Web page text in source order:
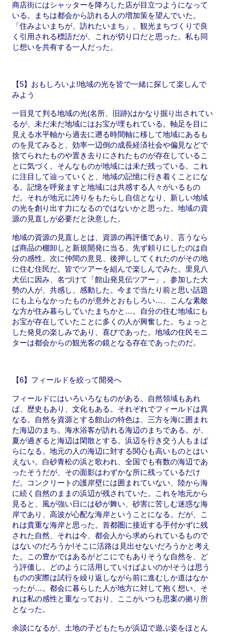
商店街にはシャッターを降ろした店が目立つようになって
いる。まちは都会から訪れる人の増加策を望んでいた。
「住みよいまちが、訪れたいまち」、観光まちづくりで良
く引用される標語だが、これが切り口だと思った。私も同
じ想いを共有する一人だった。
【5】おもしろいよ!地域の光を皆で一緒に探して楽しんで
みよう
一目見て判る地域の光(名所、旧跡)はかなり掘り出されてい
るが、未だ未だ地域にはお宝が埋もれている。軸足を目に
見える水平軸から過去に遡る時間軸に移して地域にあるも
のを見てみると、効率一辺倒の成長経済社会や偏見などで
捨てられたものや置き去りにされたものが存在しているこ
とに気づく。そんなものが地域には未だ残っている。これ
に注目して辿っていくと、地域の記憶に行き着くことにな
る。記憶を呼覚ますと地域には共感する人々がいるもの
だ。それが地元に誇りをもたらし自信となり、新しい地域
の光を創り出す力になるのではないかと思った。地域の資
源の見直しが必要だと決意した。
地域の資源の見直しとは、資源の再評価であり、言うなら
ば商品の棚卸しと新規開発に当る。先ず頼りにしたのは自
分の感性。次に仲間の意見、後押ししてくれたのがその地
に住む住民だ。皆でツアーを組んで楽しんでみた。里見八
犬伝に因み、名づけて「館山発見伝ツアー」。参加した大
勢の人が、共感し、感動した。今まで当たり前と思い話題
にも上らなかったものが意外とおもしろい…、こんな素敵
な方が住み暮らしていたまちかと…。自分の住む地域にも
お宝が存在していたことに多くの人が興奮した。ちょっと
した発見の楽しみであり、喜びであった。地域の住民モニ
ターは都会からの観光客の鏡となる存在であったのだ。
【6】フィールドを絞って開発へ
フィールドにはいろいろなものがある。自然領域もあれ
ば、歴史もあり、文化もある。それぞれでフィールドは異
なる。自然を資源とする館山の特色は、三方を海に囲まれ
た海辺のまち。海水浴客が訪れる海辺のまちである。が、
夏が過ぎると海辺は閑散とする。浜辺を行き交う人もまば
らになる。地元の人の海辺に対する関心も高いものとはい
えない。白砂青松の浜と歌われ、全国でも有数の海辺であ
ったそうだが、その面影はわずかな所に残っているだけ
だ。コンクリートの護岸壁には囲まれていない、陸から海
に続く自然のままの浜辺が残されていた。これを地元から
見ると、風が強い日には砂が舞い、砂害に苦しむ迷惑な海
岸であり、高波が心配な海岸ということになる。だが、こ
れは貴重な海岸と思った。首都圏に接近する手付かずに残
された自然、それは今、都会人から求められているもので
はないのだろうか!そこに活路は見出せないだろうかと考え
た。この豊かではあるがどこにでもありそうな自然を、ど
う評価し、どのように活用していけばよいのか!そうは思う
ものの実際は試行を繰り返しながら前に進むしか道はなか
ったが…。都会に暮らした人が地方に対して抱く想い、そ
れは私の感性と重なっており、ここがいつも思案の拠り所
となった。
余談になるが、土地の子どもたちが浜辺で遊ぶ姿をほとん